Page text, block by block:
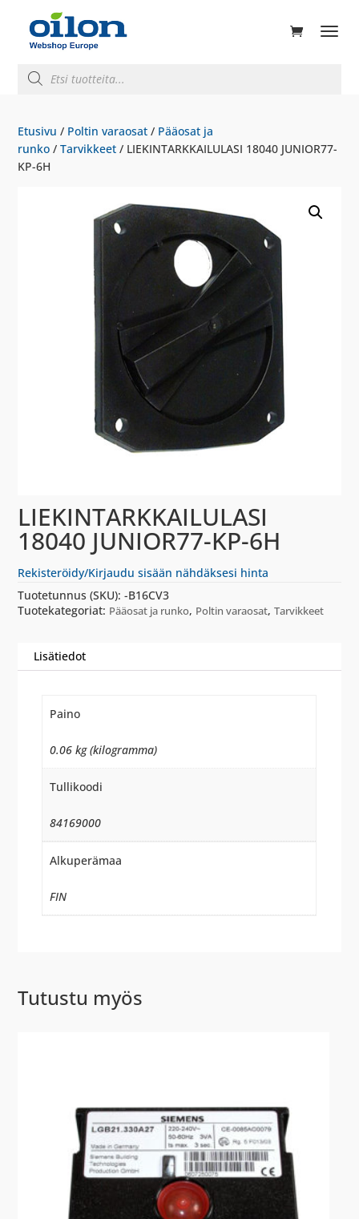
search
Etusivu / Poltin varaosat / Pääosat ja
runko /Tarvikkeet / LIEKINTARKKAILULASI 18040 JUNIOR77-
KP-6H
LIEKINTARKKAILULASI
18040 JUNIOR77-KP-6H
Rekisteröidy/Kirjaudu sisään nähdäksesi hinta
Tuotetunnus (SKU):-B16CV3
Tuotekategoriat: Pääosat ja runko, Poltin varaosat,Tarvikkeet
Lisätiedot
Paino
0.06 kg (kilogramma)
Tullikoodi
84169000
Alkuperämaa
FIN
Tutustu myös